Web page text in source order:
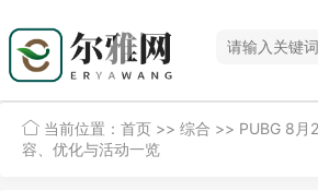
当前位置： 首页 >> 综合 >> PUBG 8月
容、优化与活动一览